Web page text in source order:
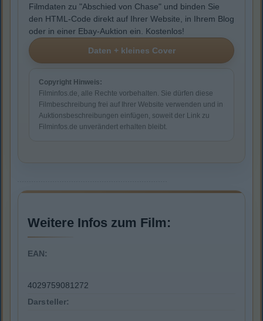
Filmdaten zu "Abschied von Chase" und binden Sie
den HTML-Code direkt auf Ihrer Website, in Ihrem Blog
oder in einer Ebay-Auktion ein. Kostenlos!
Copyright Hinweis:
Filminfos.de, alle Rechte vorbehalten. Sie dürfen diese
Filmbeschreibung frei auf Ihrer Website verwenden und in
Auktionsbeschreibungen einfügen, soweit der Link zu
Filminfos.de unverändert erhalten bleibt.
Weitere Infos zum Film:
EAN:
4029759081272
Darsteller: